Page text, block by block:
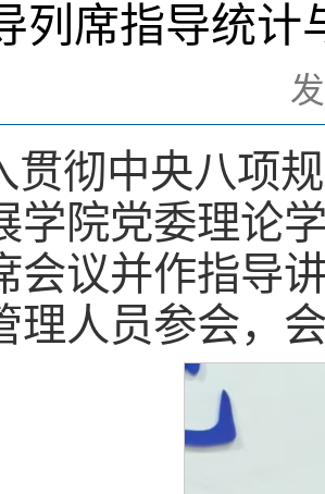
列席指导统计
贯彻中央八项
学院党委理论
会议并作指导
理人员参会，